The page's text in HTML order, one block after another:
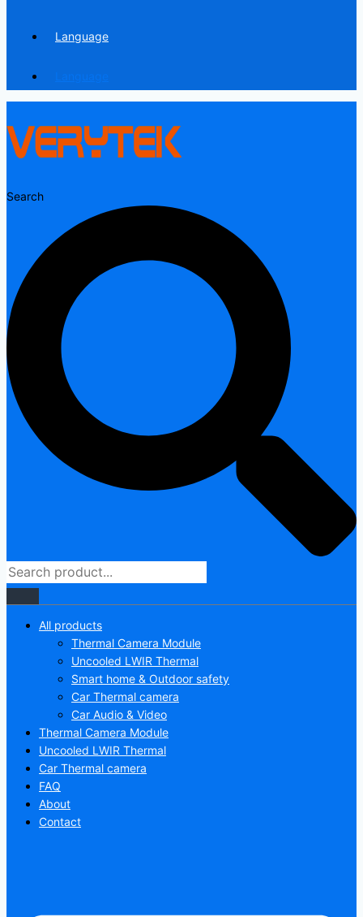
Language
Search
All products
Thermal Camera Module
Uncooled LWIR Thermal
Smart home & Outdoor safety
Car Thermal camera
Car Audio & Video
Thermal Camera Module
Uncooled LWIR Thermal
Car Thermal camera
FAQ
About
Contact